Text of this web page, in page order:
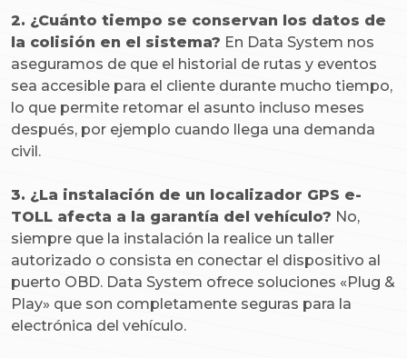
2. ¿Cuánto tiempo se conservan los datos de
la colisión en el sistema? En Data System nos
aseguramos de que el historial de rutas y eventos
sea accesible para el cliente durante mucho tiempo,
lo que permite retomar el asunto incluso meses
después, por ejemplo cuando llega una demanda
civil.
3. ¿La instalación de un localizador GPS e-
TOLL afecta a la garantía del vehículo? No,
siempre que la instalación la realice un taller
autorizado o consista en conectar el dispositivo al
puerto OBD. Data System ofrece soluciones «Plug &
Play» que son completamente seguras para la
electrónica del vehículo.